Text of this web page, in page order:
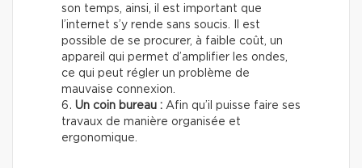
son temps, ainsi, il est important que
l’internet s’y rende sans soucis. Il est
possible de se procurer, à faible coût, un
appareil qui permet d’amplifier les ondes,
ce qui peut régler un problème de
mauvaise connexion.
Un coin bureau : Afin qu’il puisse faire ses
travaux de manière organisée et
ergonomique.